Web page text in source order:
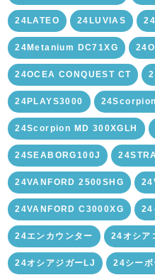
24LATEO 24LUVIAS
24Metanium DC71XG
24OCEA CONQUEST CT
24PLAYS3000
24Scorpion MD 300XGLH
24SEABORG100J
24VANFORD 2500SHG
24VANFORD C3000XG 24
24エンカウンター 24オシア
24オシアジガーLJ 24シー